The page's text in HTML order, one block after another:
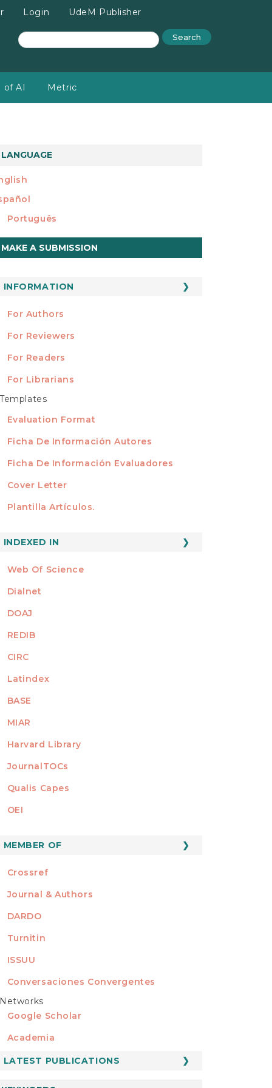
Login UdeM Publisher
of AI Metric
Search
LANGUAGE
Português
MAKE A SUBMISSION
INFORMATION
For Authors
For Reviewers
For Readers
For Librarians
TEMPLATES
Evaluation Format
Ficha De Información Autores
Ficha De Información Evaluadores
Cover Letter
Plantilla Artículos.
INDEXED IN
Web Of Science
Dialnet
DOAJ
REDIB
CIRC
Latindex
BASE
MIAR
Harvard Library
JournalTOCs
Qualis Capes
OEI
MEMBER OF
Crossref
Journal & Authors
DARDO
Turnitin
ISSUU
Conversaciones Convergentes
REDES
Google Scholar
Academia
LATEST PUBLICATIONS